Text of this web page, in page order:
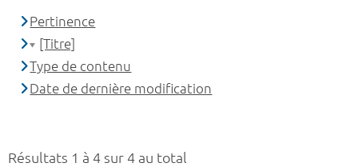
Résultats 1 à 4 sur 4 au total
Pertinence
[Titre]
Type de contenu
Date de dernière modification